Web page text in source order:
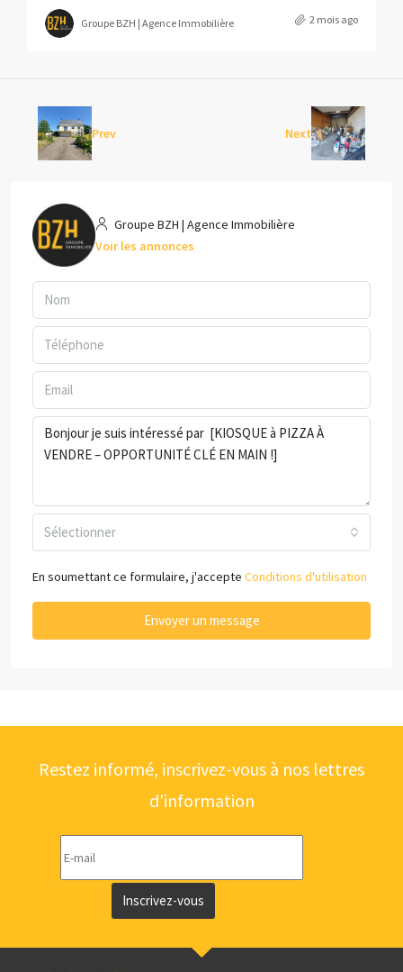
Groupe BZH | Agence Immobilière 2 mois ago
Prev Next
Groupe BZH | Agence Immobilière
Voir les annonces
Sélectionner
En soumettant ce formulaire, j'accepte Conditions d'utilisation
Envoyer un message
Restez informé, inscrivez-vous à nos lettres
d'information
Inscrivez-vous